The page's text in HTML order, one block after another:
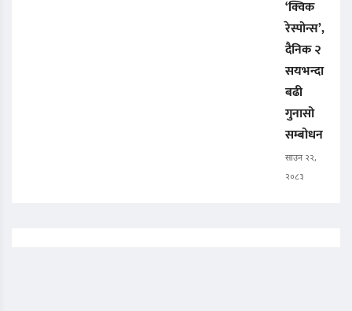
‘क्विक
रेस्पोन्स’,
दैनिक २
सयभन्दा
बढी
गुनासो
सम्बोधन
साउन २२,
२०८३